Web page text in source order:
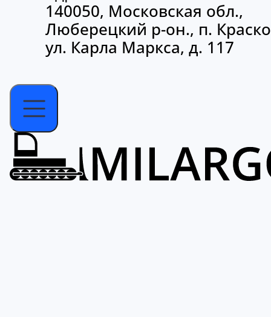
140050, Московская обл.,
Люберецкий р-он., п.
ул. Карла Маркса, д. 117